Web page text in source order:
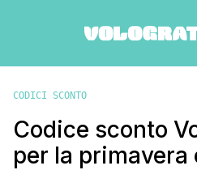
CODICI SCONTO
Codice sconto
per la primavera